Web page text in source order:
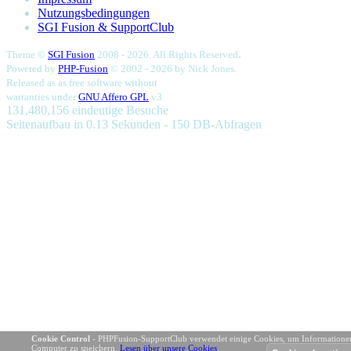
Cookie Control - PHPFusion-SupportClub verwendet einige Cookies, um
Computer zu speichern. Lesen über unsere Cookies
Nutzungsbedingungen
SGI Fusion & SupportClub
Theme © SGI Fusion 2008 - 2026. All Rights Reserved.
Powered by PHP-Fusion © 2002 - 2026 by Nick Jones.
Released as as free software without
warranties under GNU Affero GPL v3.
131,480,156 eindeutige Besuche
Seitenaufbau in 0.13 Sekunden - 150 DB-Abfragen